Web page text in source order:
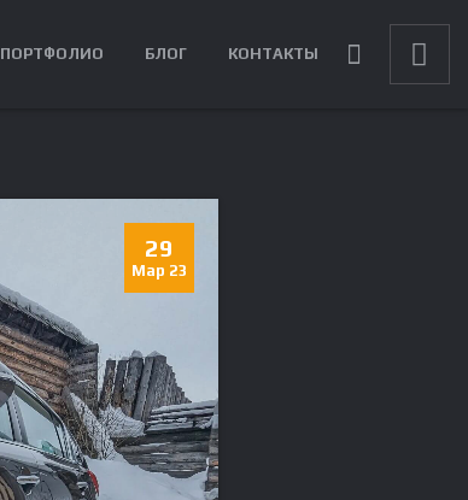
ПОРТФОЛИО БЛОГ КОНТАКТЫ
29
Мар 23